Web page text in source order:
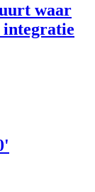
waar
integratie